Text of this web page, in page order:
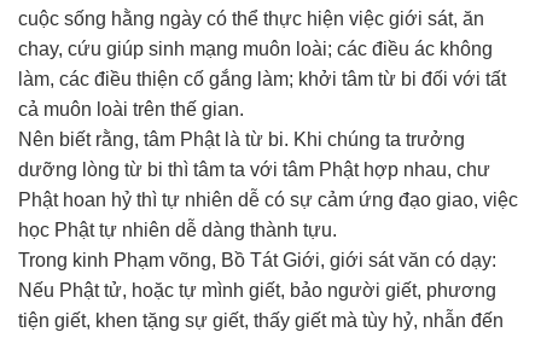
cuộc sống hằng ngày có thể thực hiện việc giới sát, ăn
chay, cứu giúp sinh mạng muôn loài; các điều ác không
làm, các điều thiện cố gắng làm; khởi tâm từ bi đối với tất
cả muôn loài trên thế gian.
Nên biết rằng, tâm Phật là từ bi. Khi chúng ta trưởng
dưỡng lòng từ bi thì tâm ta với tâm Phật hợp nhau, chư
Phật hoan hỷ thì tự nhiên dễ có sự cảm ứng đạo giao, việc
học Phật tự nhiên dễ dàng thành tựu.
Trong kinh Phạm võng, Bồ Tát Giới, giới sát văn có dạy:
Nếu Phật tử, hoặc tự mình giết, bảo người giết, phương
tiện giết, khen tặng sự giết, thấy giết mà tùy hỷ, nhẫn đến